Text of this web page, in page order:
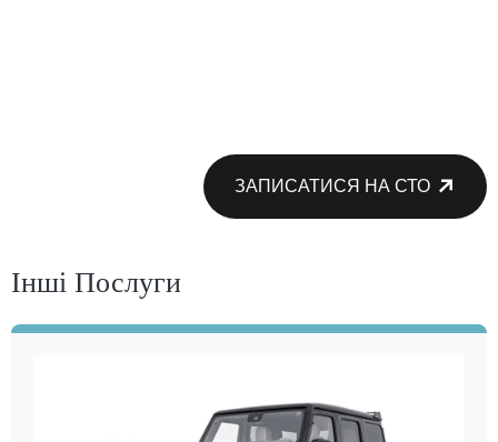
ЗАПИСАТИСЯ НА СТО
Інші Послуги